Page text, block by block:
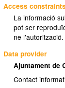
Access
La informació
pot ser
ne l'autorització.
Data provider
Ajuntament de
Contact